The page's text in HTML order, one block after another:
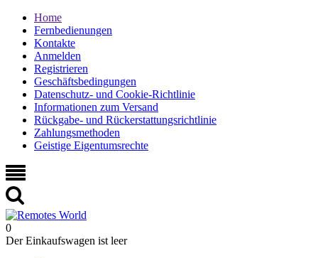
Home
Fernbedienungen
Kontakte
Anmelden
Registrieren
Geschäftsbedingungen
Datenschutz- und Cookie-Richtlinie
Informationen zum Versand
Rückgabe- und Rückerstattungsrichtlinie
Zahlungsmethoden
Geistige Eigentumsrechte
0
Der Einkaufswagen ist leer